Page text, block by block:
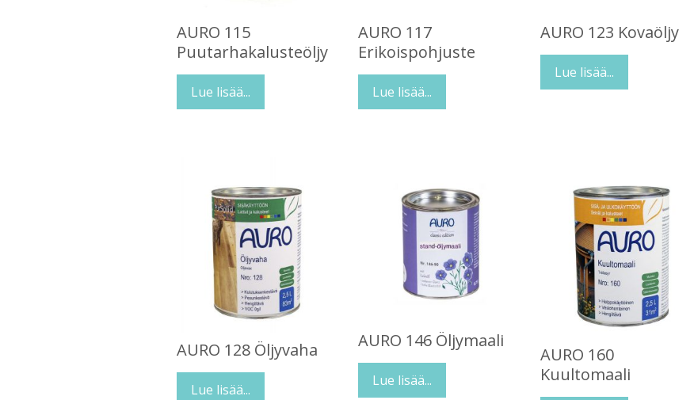
AURO 115
Puutarhakalusteöljy
Lue lisää...
AURO 117
Erikoispohjuste
Lue lisää...
AURO 123 Kovaöljy
Lue lisää...
AURO 128 Öljyvaha
Lue lisää...
AURO 146 Öljymaali
Lue lisää...
AURO 160
Kuultomaali